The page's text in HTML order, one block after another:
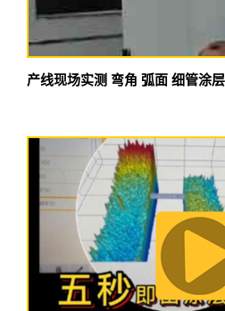
产线现场实测 弯角 弧面 细管涂